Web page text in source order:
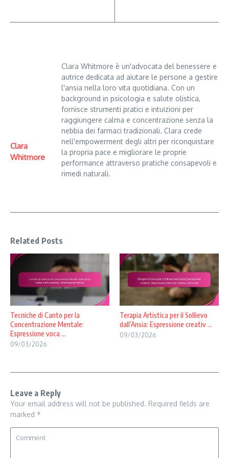
Clara
Whitmore
Clara Whitmore è un'advocata del benessere e
autrice dedicata ad aiutare le persone a gestire
l'ansia nella loro vita quotidiana. Con un
background in psicologia e salute olistica,
fornisce strumenti pratici e intuizioni per
raggiungere calma e concentrazione senza la
nebbia dei farmaci tradizionali. Clara crede
nell'empowerment degli altri per riconquistare
la propria pace e migliorare le proprie
performance attraverso pratiche consapevoli e
rimedi naturali.
Related Posts
Tecniche di Canto per la
Concentrazione Mentale:
Espressione voca ...
09/03/2026
Terapia Artistica per il Sollievo
dall’Ansia: Espressione creativ ...
09/03/2026
Leave a Reply
Your email address will not be published. Required fields are
marked *